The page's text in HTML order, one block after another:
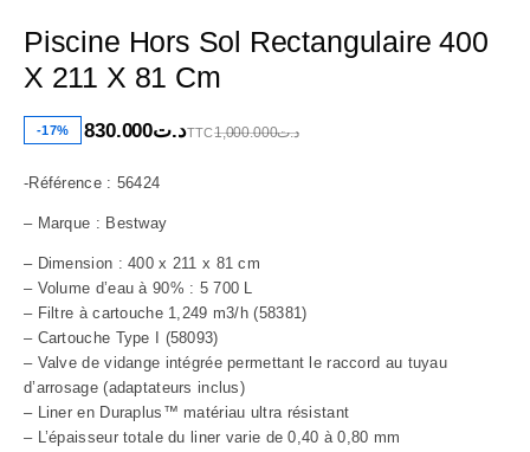
Piscine Hors Sol Rectangulaire 400
X 211 X 81 Cm
-17% د.ت1,000.000 د.ت830.000 TTC
-Référence : 56424
– Marque : Bestway
– Dimension : 400 x 211 x 81 cm
– Volume d’eau à 90% : 5 700 L
– Filtre à cartouche 1,249 m3/h (58381)
– Cartouche Type I (58093)
– Valve de vidange intégrée permettant le raccord au tuyau
d’arrosage (adaptateurs inclus)
– Liner en Duraplus™ matériau ultra résistant
– L’épaisseur totale du liner varie de 0,40 à 0,80 mm